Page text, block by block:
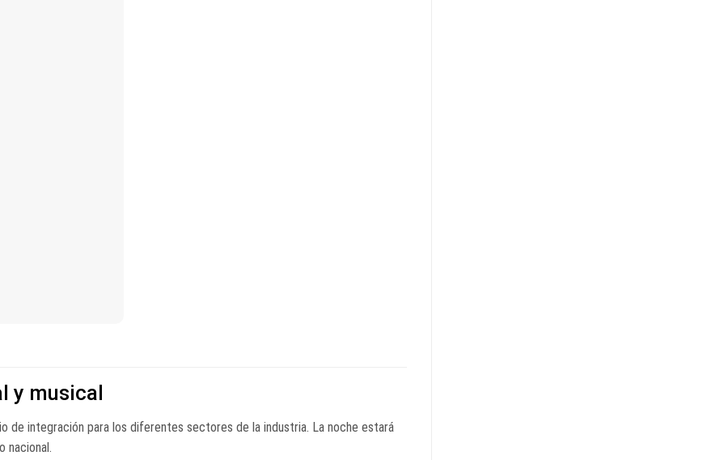
y musical
de integración para los diferentes sectores de la industria. La noche estará
nacional.